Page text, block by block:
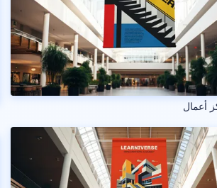
أعمال